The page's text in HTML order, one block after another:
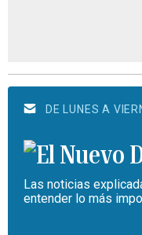
DE LUNES A
Las noticias
entender lo más